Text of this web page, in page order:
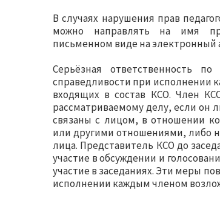
В случаях нарушения прав
можно направлять на имя
письменном виде на электронный
Серьёзная ответственность
справедливости при исполнении
входящих в состав КСО. Член
рассматриваемому делу, если он
связаны с лицом, в отношении
или другими отношениями, либо
лица. Представитель КСО до
участие в обсуждении и
участие в заседаниях. Эти меры
исполнении каждым членом